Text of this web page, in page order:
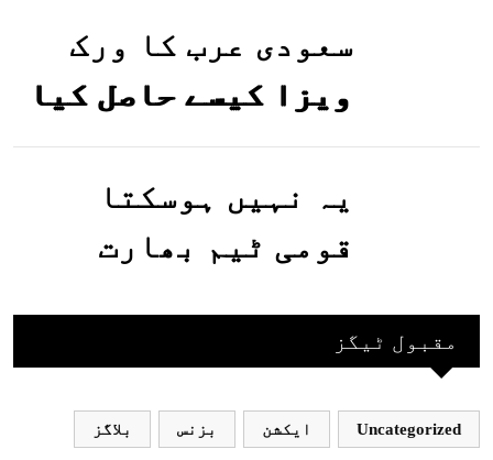
گئیں
سعودی عرب کا ورک
ویزا کیسے حاصل کیا
جاسکتا ہے؟جانیے
یہ نہیں ہوسکتا
قومی ٹیم بھارت
بھارتی ٹیم پاکستانمقبول ٹیگز
Uncategorized ایکشن بزنس بلاگز